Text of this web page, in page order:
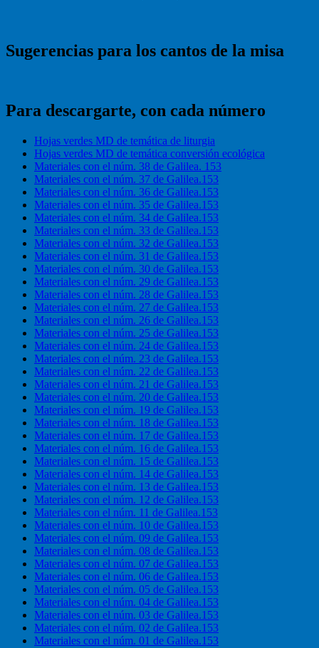
Sugerencias para los cantos de la misa
Para descargarte, con cada número
Hojas verdes MD de temática de liturgia
Hojas verdes MD de temática conversión ecológica
Materiales con el núm. 38 de Galilea. 153
Materiales con el núm. 37 de Galilea.153
Materiales con el núm. 36 de Galilea.153
Materiales con el núm. 35 de Galilea.153
Materiales con el núm. 34 de Galilea.153
Materiales con el núm. 33 de Galilea.153
Materiales con el núm. 32 de Galilea.153
Materiales con el núm. 31 de Galilea.153
Materiales con el núm. 30 de Galilea.153
Materiales con el núm. 29 de Galilea.153
Materiales con el núm. 28 de Galilea.153
Materiales con el núm. 27 de Galilea.153
Materiales con el núm. 26 de Galilea.153
Materiales con el núm. 25 de Galilea.153
Materiales con el núm. 24 de Galilea.153
Materiales con el núm. 23 de Galilea.153
Materiales con el núm. 22 de Galilea.153
Materiales con el núm. 21 de Galilea.153
Materiales con el núm. 20 de Galilea.153
Materiales con el núm. 19 de Galilea.153
Materiales con el núm. 18 de Galilea.153
Materiales con el núm. 17 de Galilea.153
Materiales con el núm. 16 de Galilea.153
Materiales con el núm. 15 de Galilea.153
Materiales con el núm. 14 de Galilea.153
Materiales con el núm. 13 de Galilea.153
Materiales con el núm. 12 de Galilea.153
Materiales con el núm. 11 de Galilea.153
Materiales con el núm. 10 de Galilea.153
Materiales con el núm. 09 de Galilea.153
Materiales con el núm. 08 de Galilea.153
Materiales con el núm. 07 de Galilea.153
Materiales con el núm. 06 de Galilea.153
Materiales con el núm. 05 de Galilea.153
Materiales con el núm. 04 de Galilea.153
Materiales con el núm. 03 de Galilea.153
Materiales con el núm. 02 de Galilea.153
Materiales con el núm. 01 de Galilea.153